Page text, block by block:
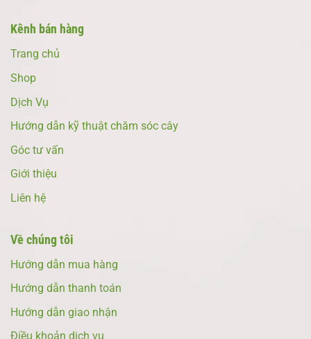
Kênh bán hàng
Trang chủ
Shop
Dịch Vụ
Hướng dẫn kỹ thuật chăm sóc cây
Góc tư vấn
Giới thiệu
Liên hệ
Về chúng tôi
Hướng dẫn mua hàng
Hướng dẫn thanh toán
Hướng dẫn giao nhận
Điều khoản dịch vụ